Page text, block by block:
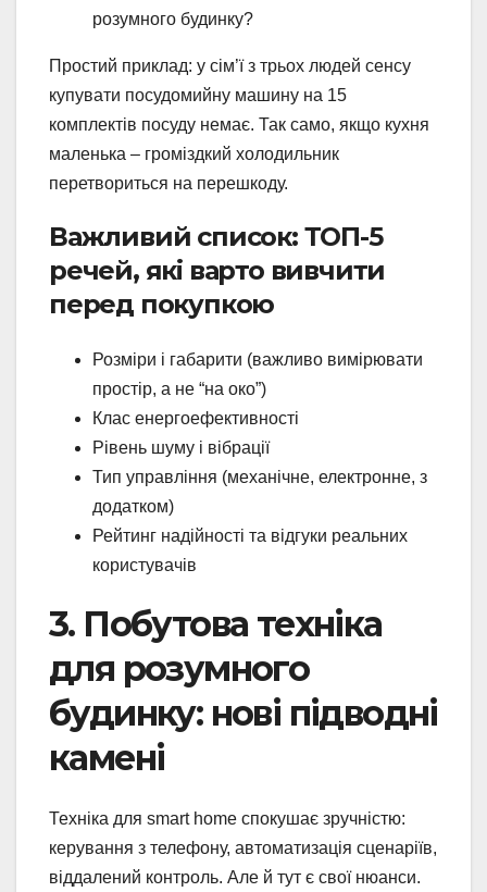
розумного будинку?
Простий приклад: у сім’ї з трьох людей сенсу
купувати посудомийну машину на 15
комплектів посуду немає. Так само, якщо кухня
маленька – громіздкий холодильник
перетвориться на перешкоду.
Важливий список: ТОП-5
речей, які варто вивчити
перед покупкою
Розміри і габарити (важливо вимірювати
простір, а не “на око”)
Клас енергоефективності
Рівень шуму і вібрації
Тип управління (механічне, електронне, з
додатком)
Рейтинг надійності та відгуки реальних
користувачів
3. Побутова техніка
для розумного
будинку: нові підводні
камені
Техніка для smart home спокушає зручністю:
керування з телефону, автоматизація сценаріїв,
віддалений контроль. Але й тут є свої нюанси.